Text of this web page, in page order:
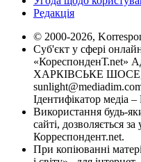
Редакція
© 2000-2026,
Суб'єкт у сфері
«КореспонденТ.net»
ХАРКІВСЬКЕ ШОСЕ,
Ідентифікатор медіа
Використання будь-
сайті, дозволяється
Корреспондент.net.
При копіюванні